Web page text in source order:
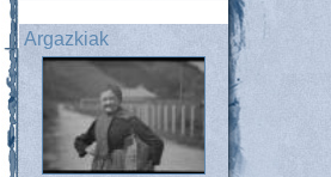
Argazkiak